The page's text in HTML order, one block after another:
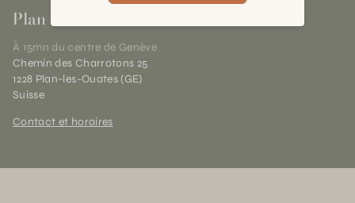
Plan-les-Ouates
À 15mn du centre de Genève
Chemin des Charrotons 25
1228 Plan-les-Ouates (GE)
Suisse
Contact et horaires